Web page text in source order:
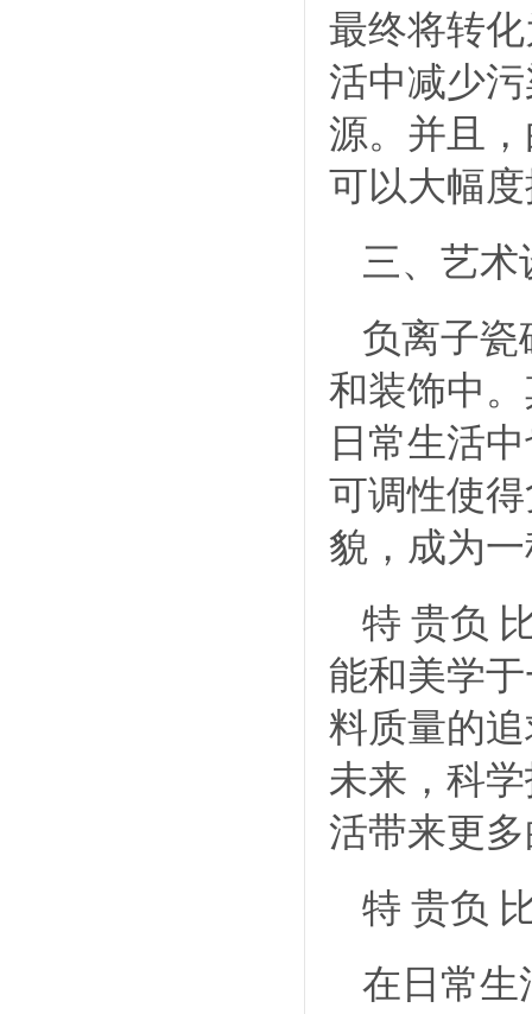
最终将转
活中减少
源。并且
可以大幅
三、艺术
负离子瓷
和装饰中
日常生活
可调性使
貌，成为
特 贵负
能和美学
料质量的
未来，科
活带来更
特 贵负
在日常生